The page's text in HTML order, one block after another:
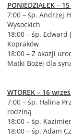
PONIEDZIAŁEK –
7:00 – śp. Andrzej
Wysockich
18:00 – śp.
Kopraków
18:00 – Z okazji
Matki Bożej dla
WTOREK – 16
7:00 – śp. Halina
rodziną
18:00 – śp.
18:00 – śp. Adam